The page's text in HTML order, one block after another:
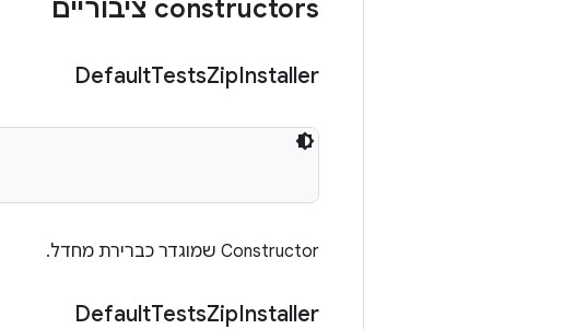
‫constructors ציבוריים
DefaultTestsZipInstaller
‫Constructor שמוגדר כברירת מחדל.
DefaultTestsZipInstaller